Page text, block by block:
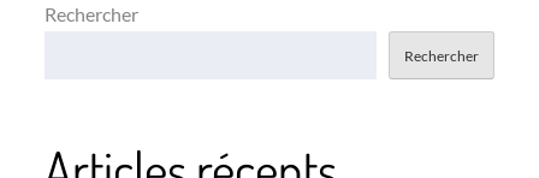
Rechercher
Rechercher